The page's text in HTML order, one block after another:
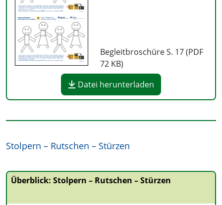
Begleitbroschüre S. 17 (PDF
72 KB)
Datei herunterladen
Stolpern – Rutschen – Stürzen
Überblick: Stolpern – Rutschen – Stürzen